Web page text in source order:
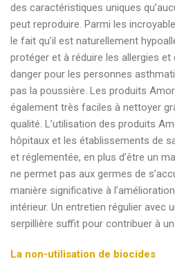
des caractéristiques uniques
peut reproduire. Parmi les
le fait qu’il est naturellement
protéger et à réduire les allergies et
danger pour les personnes
pas la poussière. Les produits
également très faciles à nettoyer
qualité. L’utilisation des produits
hôpitaux et les établissements de
et réglementée, en plus d’être un
ne permet pas aux germes de
manière significative à
intérieur. Un entretien régulier avec
serpillière suffit pour contribuer à
La non-utilisation de biocides